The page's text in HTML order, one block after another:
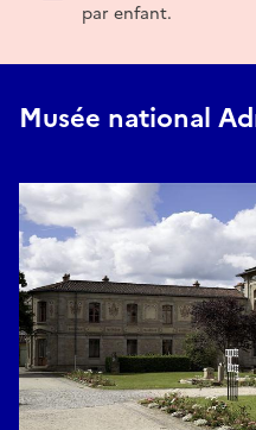
par enfant.
Musée national